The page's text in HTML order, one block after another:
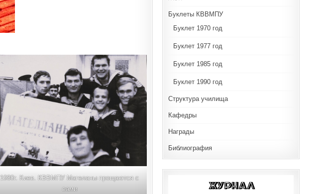
1980г. Киев. КВВМПУ Магеланы прощаются с
вами
Буклеты КВВМПУ
Буклет 1970 год
Буклет 1977 год
Буклет 1985 год
Буклет 1990 год
Структура училища
Кафедры
Награды
Библиография